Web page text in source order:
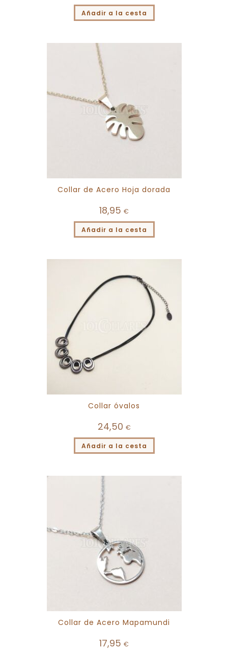
Añadir a la cesta
Collar de Acero Hoja dorada
18,95 €
Añadir a la cesta
Collar óvalos
24,50 €
Añadir a la cesta
Collar de Acero Mapamundi
17,95 €